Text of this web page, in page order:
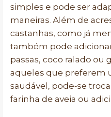
simples e pode ser
maneiras. Além de
castanhas, como já
também pode
passas, coco ralado ou
aqueles que preferem
saudável, pode-se
farinha de aveia ou